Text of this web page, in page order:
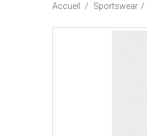
Accueil / Sportswear /